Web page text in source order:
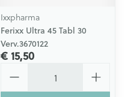
Ixxpharma
Ferixx Ultra 45 Tabl 30
Verv.3670122
€ 15,50